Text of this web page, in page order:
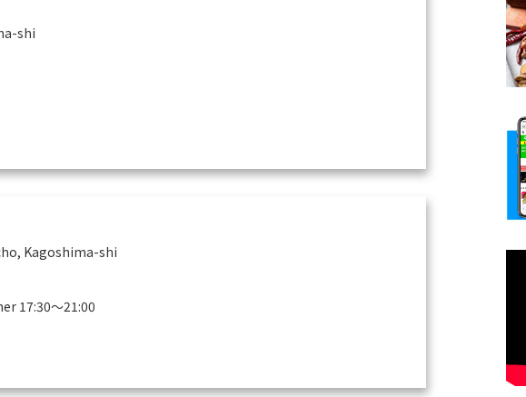
shi
Kagoshima-shi
17:30～21:00